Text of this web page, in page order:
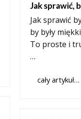
Jak sprawić,
Jak sprawić
by były
To proste i
…
cały artykuł…